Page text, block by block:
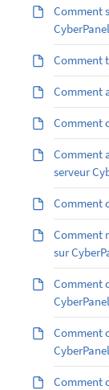
Comment
Comment
Comment
Comment
Comment
serveur
Comment
Comment
sur
Comment
Comment
Comment